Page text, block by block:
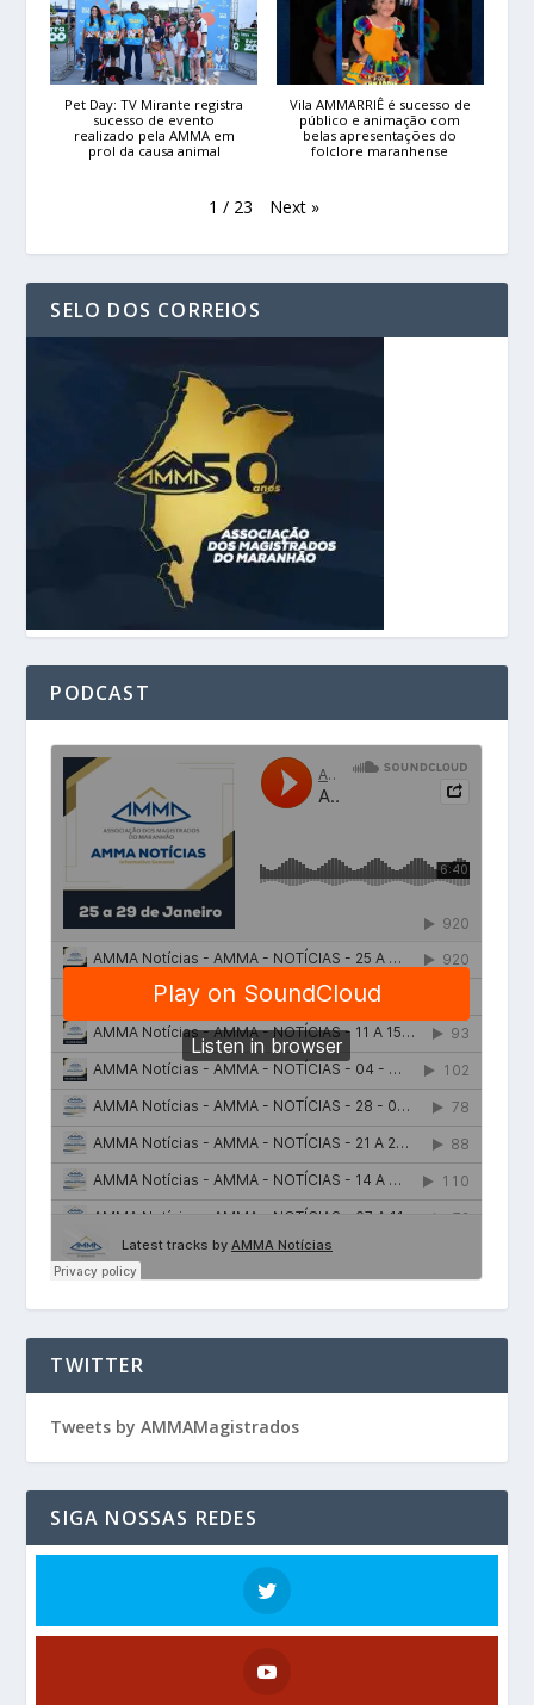
Pet Day: TV Mirante registra
sucesso de evento
realizado pela AMMA em
prol da causa animal
Vila AMMARRIÊ é sucesso de
público e animação com
belas apresentações do
folclore maranhense
1 / 23 Next »
SELO DOS CORREIOS
PODCAST
TWITTER
Tweets by AMMAMagistrados
SIGA NOSSAS REDES